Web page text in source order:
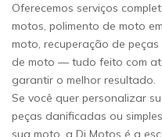
Oferecemos serviços
motos, polimento de moto
moto, recuperação de
de moto — tudo feito com
garantir o melhor resultado.
Se você quer personalizar
peças danificadas ou
sua moto, a Di Motos é a